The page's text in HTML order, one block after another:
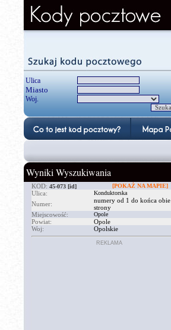
Ulica
Miasto
Woj.
Wyniki Wyszukiwania
KOD: 45-073 [id] [POKAŻ NA MAPIE]
Ulica: Konduktorska
Numer:
numery od 1 do końca obie
strony
Miejscowość:
Opole
Powiat:
Opole
Woj:
Opolskie
REKLAMA